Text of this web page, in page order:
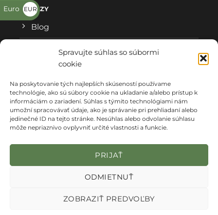
Spravujte súhlas so súbormi
cookie
Na poskytovanie tých najlepších skúseností používame
technológie, ako sú súbory cookie na ukladanie a/alebo prístup k
informáciám o zariadení. Súhlas s týmito technológiami nám
umožní spracovávať údaje, ako je správanie pri prehliadaní alebo
jedinečné ID na tejto stránke. Nesúhlas alebo odvolanie súhlasu
môže nepriaznivo ovplyvniť určité vlastnosti a funkcie.
PRIJAŤ
ODMIETNUŤ
ZOBRAZIŤ PREDVOĽBY
ODKAZY
Blog
Reklamačný formulár
Ochrana osobných údajov
Kde nás nájdete
REKLAMAČNÝ FORMULÁR
ZÁSADY OCHRANY OSOBNÝCH ÚDAJOV
KDE NÁS NAJDETE
Euro
EUR
€